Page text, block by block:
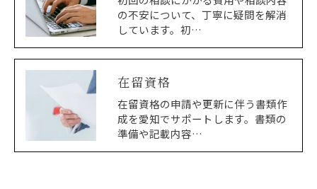
の不安について、丁寧に疑問を解消
しています。初…
在留資格
在留資格の申請や更新に伴う書類作
成を愛知でサポートします。書類の
準備や記載内容…